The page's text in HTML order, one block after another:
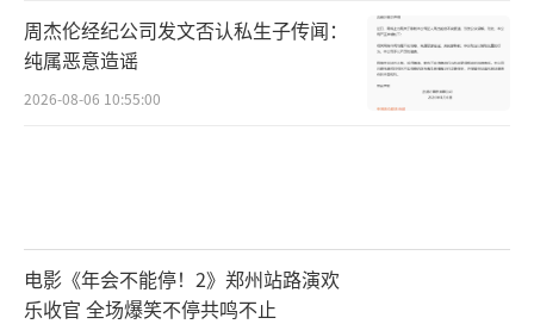
周杰伦经纪公司发文否认私生子传闻：
纯属恶意造谣
2026-08-06 10:55:00
电影《年会不能停！2》郑州站路演欢
乐收官 全场爆笑不停共鸣不止